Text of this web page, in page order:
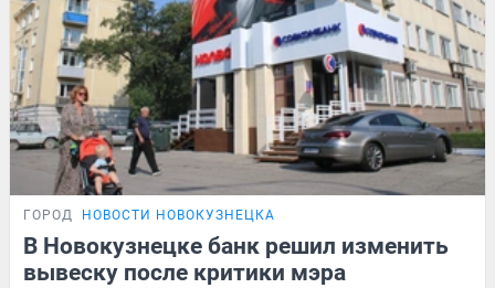
ГОРОД НОВОСТИ НОВОКУЗНЕЦКА
В Новокузнецке банк решил изменить
вывеску после критики мэра